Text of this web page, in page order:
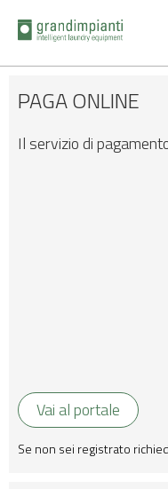
PAGA ONLINE
Il servizio di
Vai al portale
Se non sei registrato